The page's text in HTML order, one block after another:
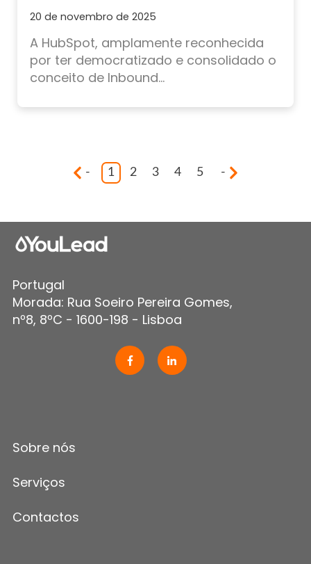
20 de novembro de 2025
A HubSpot, amplamente reconhecida
por ter democratizado e consolidado o
conceito de Inbound...
- 1 2 3 4 5 -
Portugal
Morada: Rua Soeiro Pereira Gomes,
nº8, 8ºC - 1600-198 - Lisboa
Sobre nós
Serviços
Contactos